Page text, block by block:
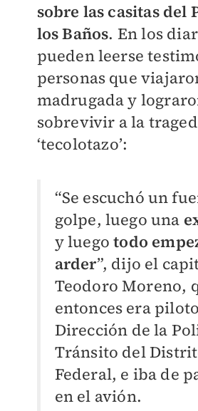
sobre las casitas del
los Baños. En los
pueden leerse
personas que
madrugada y
sobrevivir a la
‘tecolotazo’:
“Se escuchó un
golpe, luego una
y luegotodo
arder”, dijo el
Teodoro Moreno,
entonces era
Dirección de la
Tránsito del
Federal, e iba de
en el avión.